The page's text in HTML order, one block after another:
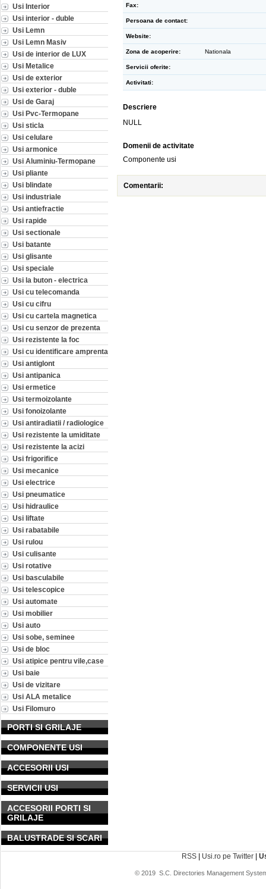
Usi Interior
Usi interior - duble
Usi Lemn
Usi Lemn Masiv
Usi de interior de LUX
Usi Metalice
Usi de exterior
Usi exterior - duble
Usi de Garaj
Usi Pvc-Termopane
Usi sticla
Usi celulare
Usi armonice
Usi Aluminiu-Termopane
Usi pliante
Usi blindate
Usi industriale
Usi antiefractie
Usi rapide
Usi sectionale
Usi batante
Usi glisante
Usi speciale
Usi la buton - electrica
Usi cu telecomanda
Usi cu cifru
Usi cu cartela magnetica
Usi cu senzor de prezenta
Usi rezistente la foc
Usi cu identificare amprenta
Usi antiglont
Usi antipanica
Usi ermetice
Usi termoizolante
Usi fonoizolante
Usi antiradiatii / radiologice
Usi rezistente la umiditate
Usi rezistente la acizi
Usi frigorifice
Usi mecanice
Usi electrice
Usi pneumatice
Usi hidraulice
Usi liftate
Usi rabatabile
Usi rulou
Usi culisante
Usi rotative
Usi basculabile
Usi telescopice
Usi automate
Usi mobilier
Usi auto
Usi sobe, seminee
Usi de bloc
Usi atipice pentru vile,case
Usi baie
Usi de vizitare
Usi ALA metalice
Usi Filomuro
PORTI SI GRILAJE
COMPONENTE USI
ACCESORII USI
SERVICII USI
ACCESORII PORTI SI
GRILAJE
BALUSTRADE SI SCARI
Fax:
Persoana de contact:
Website:
Zona de acoperire: Nationala
Servicii oferite:
Activitati:
Descriere
NULL
Domenii de activitate
Componente usi
Comentarii:
RSS | Usi.ro pe Twitter |
© 2019 S.C. Directories Management